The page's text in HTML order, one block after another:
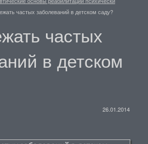
частых заболеваний в детском саду?
частых
в детском
26.01.2014